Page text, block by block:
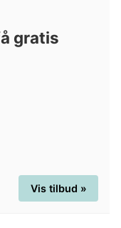
gratis
Vis tilbud »